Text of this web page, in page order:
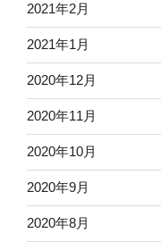
2021年2月
2021年1月
2020年12月
2020年11月
2020年10月
2020年9月
2020年8月